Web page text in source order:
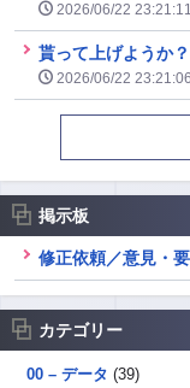
2026/06/22 23:21:11
貰って上げようか
2026/06/22 23:21:06
掲示板
修正依頼／意見・
カテゴリー
00 – データ (39)